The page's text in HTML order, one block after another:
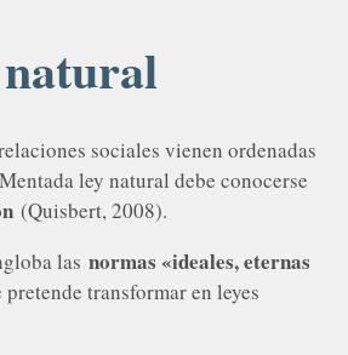
sociales vienen ordenadas
ley natural debe conocerse
(Quisbert, 2008).
lasnormas «ideales, eternas
transformar en leyes